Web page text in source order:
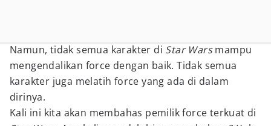
Namun, tidak semua karakter di Star Warsmampu
mengendalikan force dengan baik. Tidak semua
karakter juga melatih force yang ada di dalam
dirinya.
Kali ini kita akan membahas pemilik force terkuat di